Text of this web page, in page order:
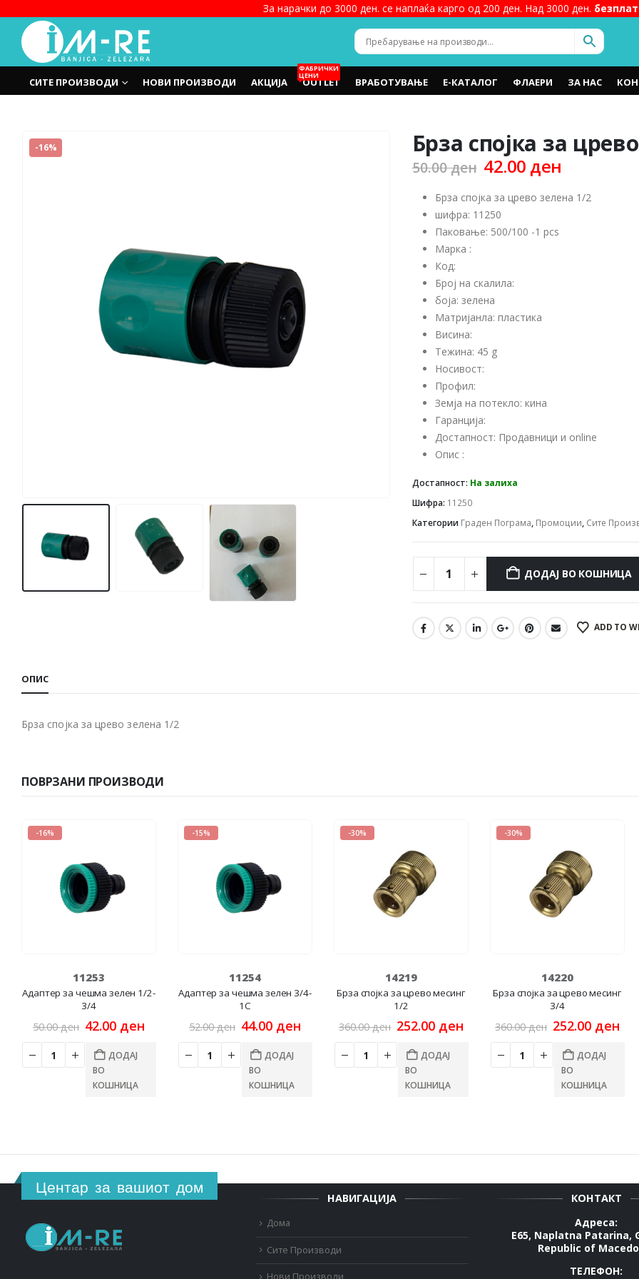
За нарачки до 3000 ден. се наплаќа карго од 200 ден. Над 3000 ден.
СИТЕ ПРОИЗВОДИ НОВИ ПРОИЗВОДИ АКЦИЈА OUTLET
ФАБРИЧКИ
ЦЕНИ
ВРАБОТУВАЊЕ Е-КАТАЛОГ ФЛАЕРИ ЗА НАС
-16% Брза спојка за
50.00ден Original
was:
50.00 ден.
42.00 ден
is:
Брза спојка за црево зелена 1/2
шифра: 11250
Паковање: 500/100 -1 pcs
Марка :
Код:
Број на скалила:
боја: зелена
Матријанла: пластика
Висина:
Тежина: 45 g
Носивост:
Профил:
Земја на потекло: кина
Гаранција:
Достапност: Продавници и online
Опис :
Достапност: На залиха
Шифра: 11250
Категории Граден Пограма, Промоции, Сите
ДОДАЈ ВО КОШНИЦА
ADD TO
ОПИС
Брза спојка за црево зелена 1/2
ПОВРЗАНИ ПРОИЗВОДИ
-16%
11253
Адаптер за чешма зелен 1/2-
3/4
50.00ден Original
was:
50.00 ден.
42.00 ден Current
42.00 ден.
ДОДАЈ
ВО
КОШНИЦА
-15%
11254
Адаптер за чешма зелен 3/4-
1C
52.00ден Original
was:
52.00 ден.
44.00 ден Current
44.00 ден.
ДОДАЈ
ВО
КОШНИЦА
-30%
14219
Брза спојка за црево месинг
1/2
360.00ден Original
was:
360.00 ден.
252.00 ден Current
price
252.00 ден.
ДОДАЈ
ВО
КОШНИЦА
-30%
14220
Брза спојка за црево месинг
3/4
360.00ден Original
was:
360.00 ден.
252.00 ден
ДОДАЈ
ВО
КОШНИЦА
Центар за вашиот дом НАВИГАЦИЈА
Дома
Сите Производи
КОНТАКТ
Адреса:
E65, Naplatna Patarina,
Republic of
ТЕЛЕФОН: